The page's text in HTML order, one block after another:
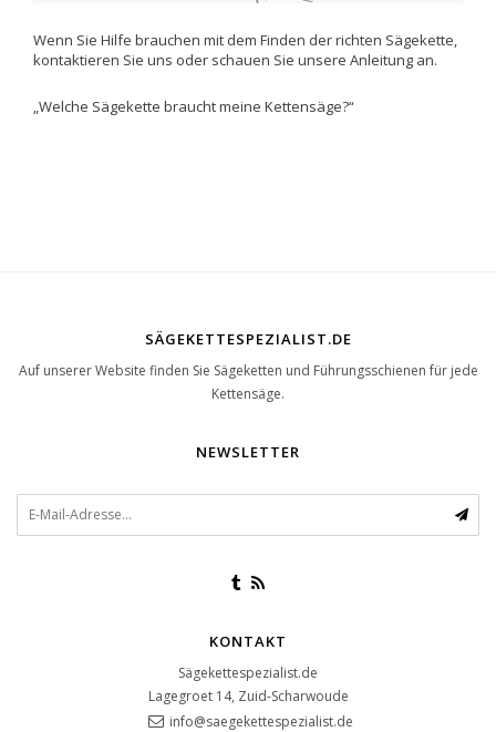
Wenn Sie Hilfe brauchen mit dem Finden der richten Sägekette,
kontaktieren Sie uns oder schauen Sie unsere Anleitung an.
„Welche Sägekette braucht meine Kettensäge?“
SÄGEKETTESPEZIALIST.DE
Auf unserer Website finden Sie Sägeketten und Führungsschienen für jede
Kettensäge.
NEWSLETTER
KONTAKT
Sägekettespezialist.de
Lagegroet 14, Zuid-Scharwoude
info@saegekettespezialist.de